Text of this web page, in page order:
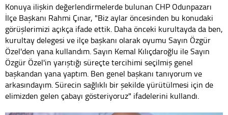
Konuya ilişkin değerlendirmelerde bulunan CHP Odunpazarı
İlçe Başkanı Rahmi Çınar, "Biz aylar öncesinden bu konudaki
görüşlerimizi açıkça ifade ettik. Daha önceki kurultayda da ben,
kurultay delegesi ve ilçe başkanı olarak oyumu Sayın Özgür
Özel'den yana kullandım. Sayın Kemal Kılıçdaroğlu ile Sayın
Özgür Özel'in yarıştığı süreçte tercihimi seçilmiş genel
başkandan yana yaptım. Ben genel başkanı tanıyorum ve
arkasındayım. Sürecin sağlıklı bir şekilde yürütülmesi için de
elimizden gelen çabayı gösteriyoruz" ifadelerini kullandı.